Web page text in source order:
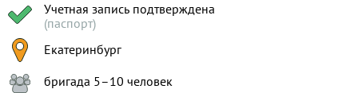
Учетная запись подтверждена
(паспорт)
Екатеринбург
бригада 5–10 человек